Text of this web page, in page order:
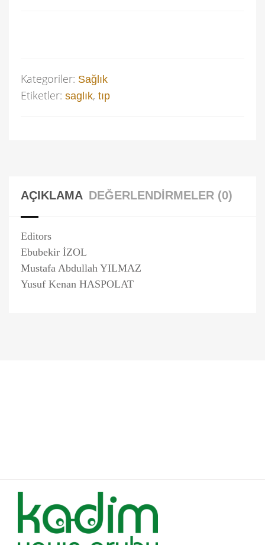
Kategoriler: Sağlık
Etiketler: saglık, tıp
AÇIKLAMA DEĞERLENDIRMELER (0)
Editors
Ebubekir İZOL
Mustafa Abdullah YILMAZ
Yusuf Kenan HASPOLAT